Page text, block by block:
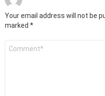
Your email address will not be
marked *